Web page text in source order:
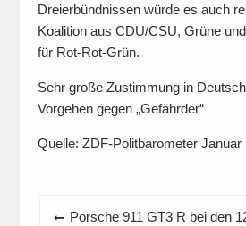
Dreierbündnissen würde es auch
Koalition aus CDU/CSU, Grüne
für Rot-Rot-Grün.
Sehr große Zustimmung in
Vorgehen gegen „Gefährder“
Quelle: ZDF-Politbarometer Januar
Beitragsnavigation
Porsche 911 GT3 R bei den